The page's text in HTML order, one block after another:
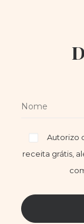
Autorizo
receita grátis,